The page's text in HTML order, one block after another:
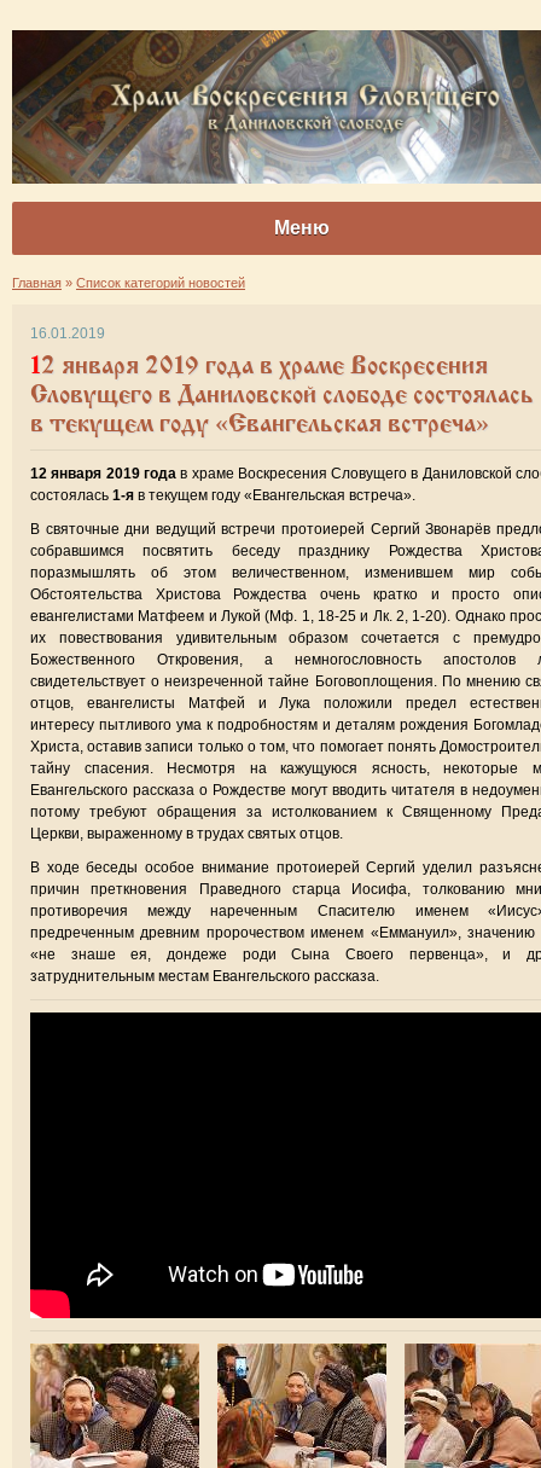
Меню
Главная » Список категорий новостей
16.01.2019
12 января 2019 года в храме Воскресения
Словущего в Даниловской слободе состоялась
в текущем году «Евангельская встреча»
12 января 2019 года в храме Воскресения Словущего в Даниловской
состоялась 1-я в текущем году «Евангельская встреча».
В святочные дни ведущий встречи протоиерей Сергий Звонарёв
собравшимся посвятить беседу празднику Рождества
поразмышлять об этом величественном, изменившем мир
Обстоятельства Христова Рождества очень кратко и просто
евангелистами Матфеем и Лукой (Мф. 1, 18-25 и Лк. 2, 1-20). Однако
их повествования удивительным образом сочетается с
Божественного Откровения, а немногословность апостолов
свидетельствует о неизреченной тайне Боговоплощения. По мнению
отцов, евангелисты Матфей и Лука положили предел
интересу пытливого ума к подробностям и деталям рождения
Христа, оставив записи только о том, что помогает понять
тайну спасения. Несмотря на кажущуюся ясность, некоторые
Евангельского рассказа о Рождестве могут вводить читателя в
потому требуют обращения за истолкованием к Священному
Церкви, выраженному в трудах святых отцов.
В ходе беседы особое внимание протоиерей Сергий уделил
причин преткновения Праведного старца Иосифа, толкованию
противоречия между нареченным Спасителю именем
предреченным древним пророчеством именем «Еммануил», значению
«не знаше ея, дондеже роди Сына Своего первенца», и
затруднительным местам Евангельского рассказа.